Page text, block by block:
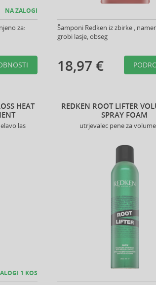
NA ZALOGI
za:
Šamponi Redken iz zbirke ,
grobi lasje, obseg
18,97 €
HEAT
las
1 KOS
REDKEN ROOT LIFTER
SPRAY FOAM
utrjevalec pene za